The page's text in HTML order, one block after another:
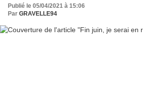
Publié le 05/04/2021 à 15:06
Par GRAVELLE94